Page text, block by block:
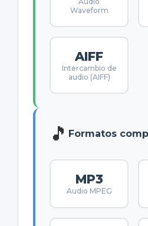
Waveform
AIFF
Intercambio de
audio (AIFF)
🎵 Formatos
MP3
Audio MPEG